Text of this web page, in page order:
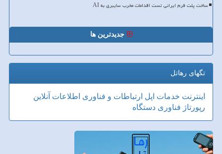
ساخت پلت فرم ایرانی تست اقدامات مخرب سایبری به AI
جدیدترین ها
تگهای رهاتل
اینترنت خدمات اپل ارتباطات و فناوری اطلاعات آنلاین
رپورتاژ فناوری دستگاه